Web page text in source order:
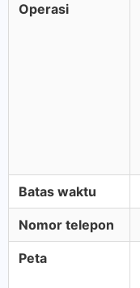
Operasi
Batas waktu
Nomor telepon
Peta